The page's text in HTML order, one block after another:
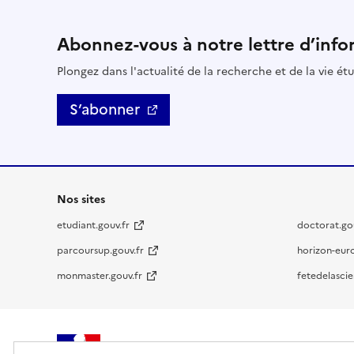
Abonnez-vous à notre lettre
Plongez dans l'actualité de la recherche et de la vie
S’abonner
Nos sites
etudiant.gouv.fr
parcoursup.gouv.fr
monmaster.gouv.fr
horizon-